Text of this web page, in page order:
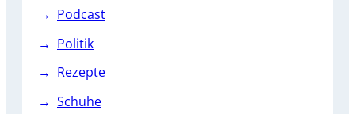
Podcast
Politik
Rezepte
Schuhe